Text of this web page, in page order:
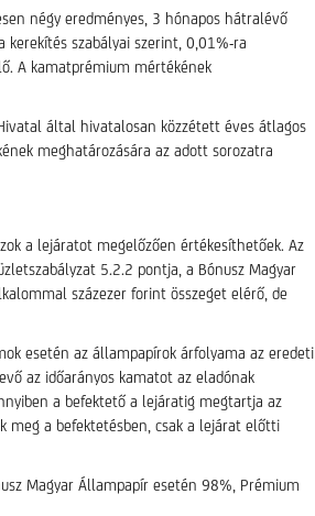
négy eredményes, 3 hónapos hátralévő
szabályai szerint, 0,01%-ra
A kamatprémium mértékének
által hivatalosan közzétett éves átlagos
meghatározására az adott sorozatra
a lejáratot megelőzően értékesíthetőek. Az
5.2.2 pontja, a Bónusz Magyar
százezer forint összeget elérő, de
esetén az állampapírok árfolyama az eredeti
az időarányos kamatot az eladónak
a befektető a lejáratig megtartja az
meg a befektetésben, csak a lejárat előtti
Magyar Állampapír esetén 98%, Prémium